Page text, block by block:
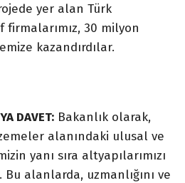
yer alan Türk
firmalarımız, 30 milyon
kazandırdılar.
DAVET: Bakanlık olarak,
alanındaki ulusal ve
yanı sıra altyapılarımızı
alanlarda, uzmanlığını ve